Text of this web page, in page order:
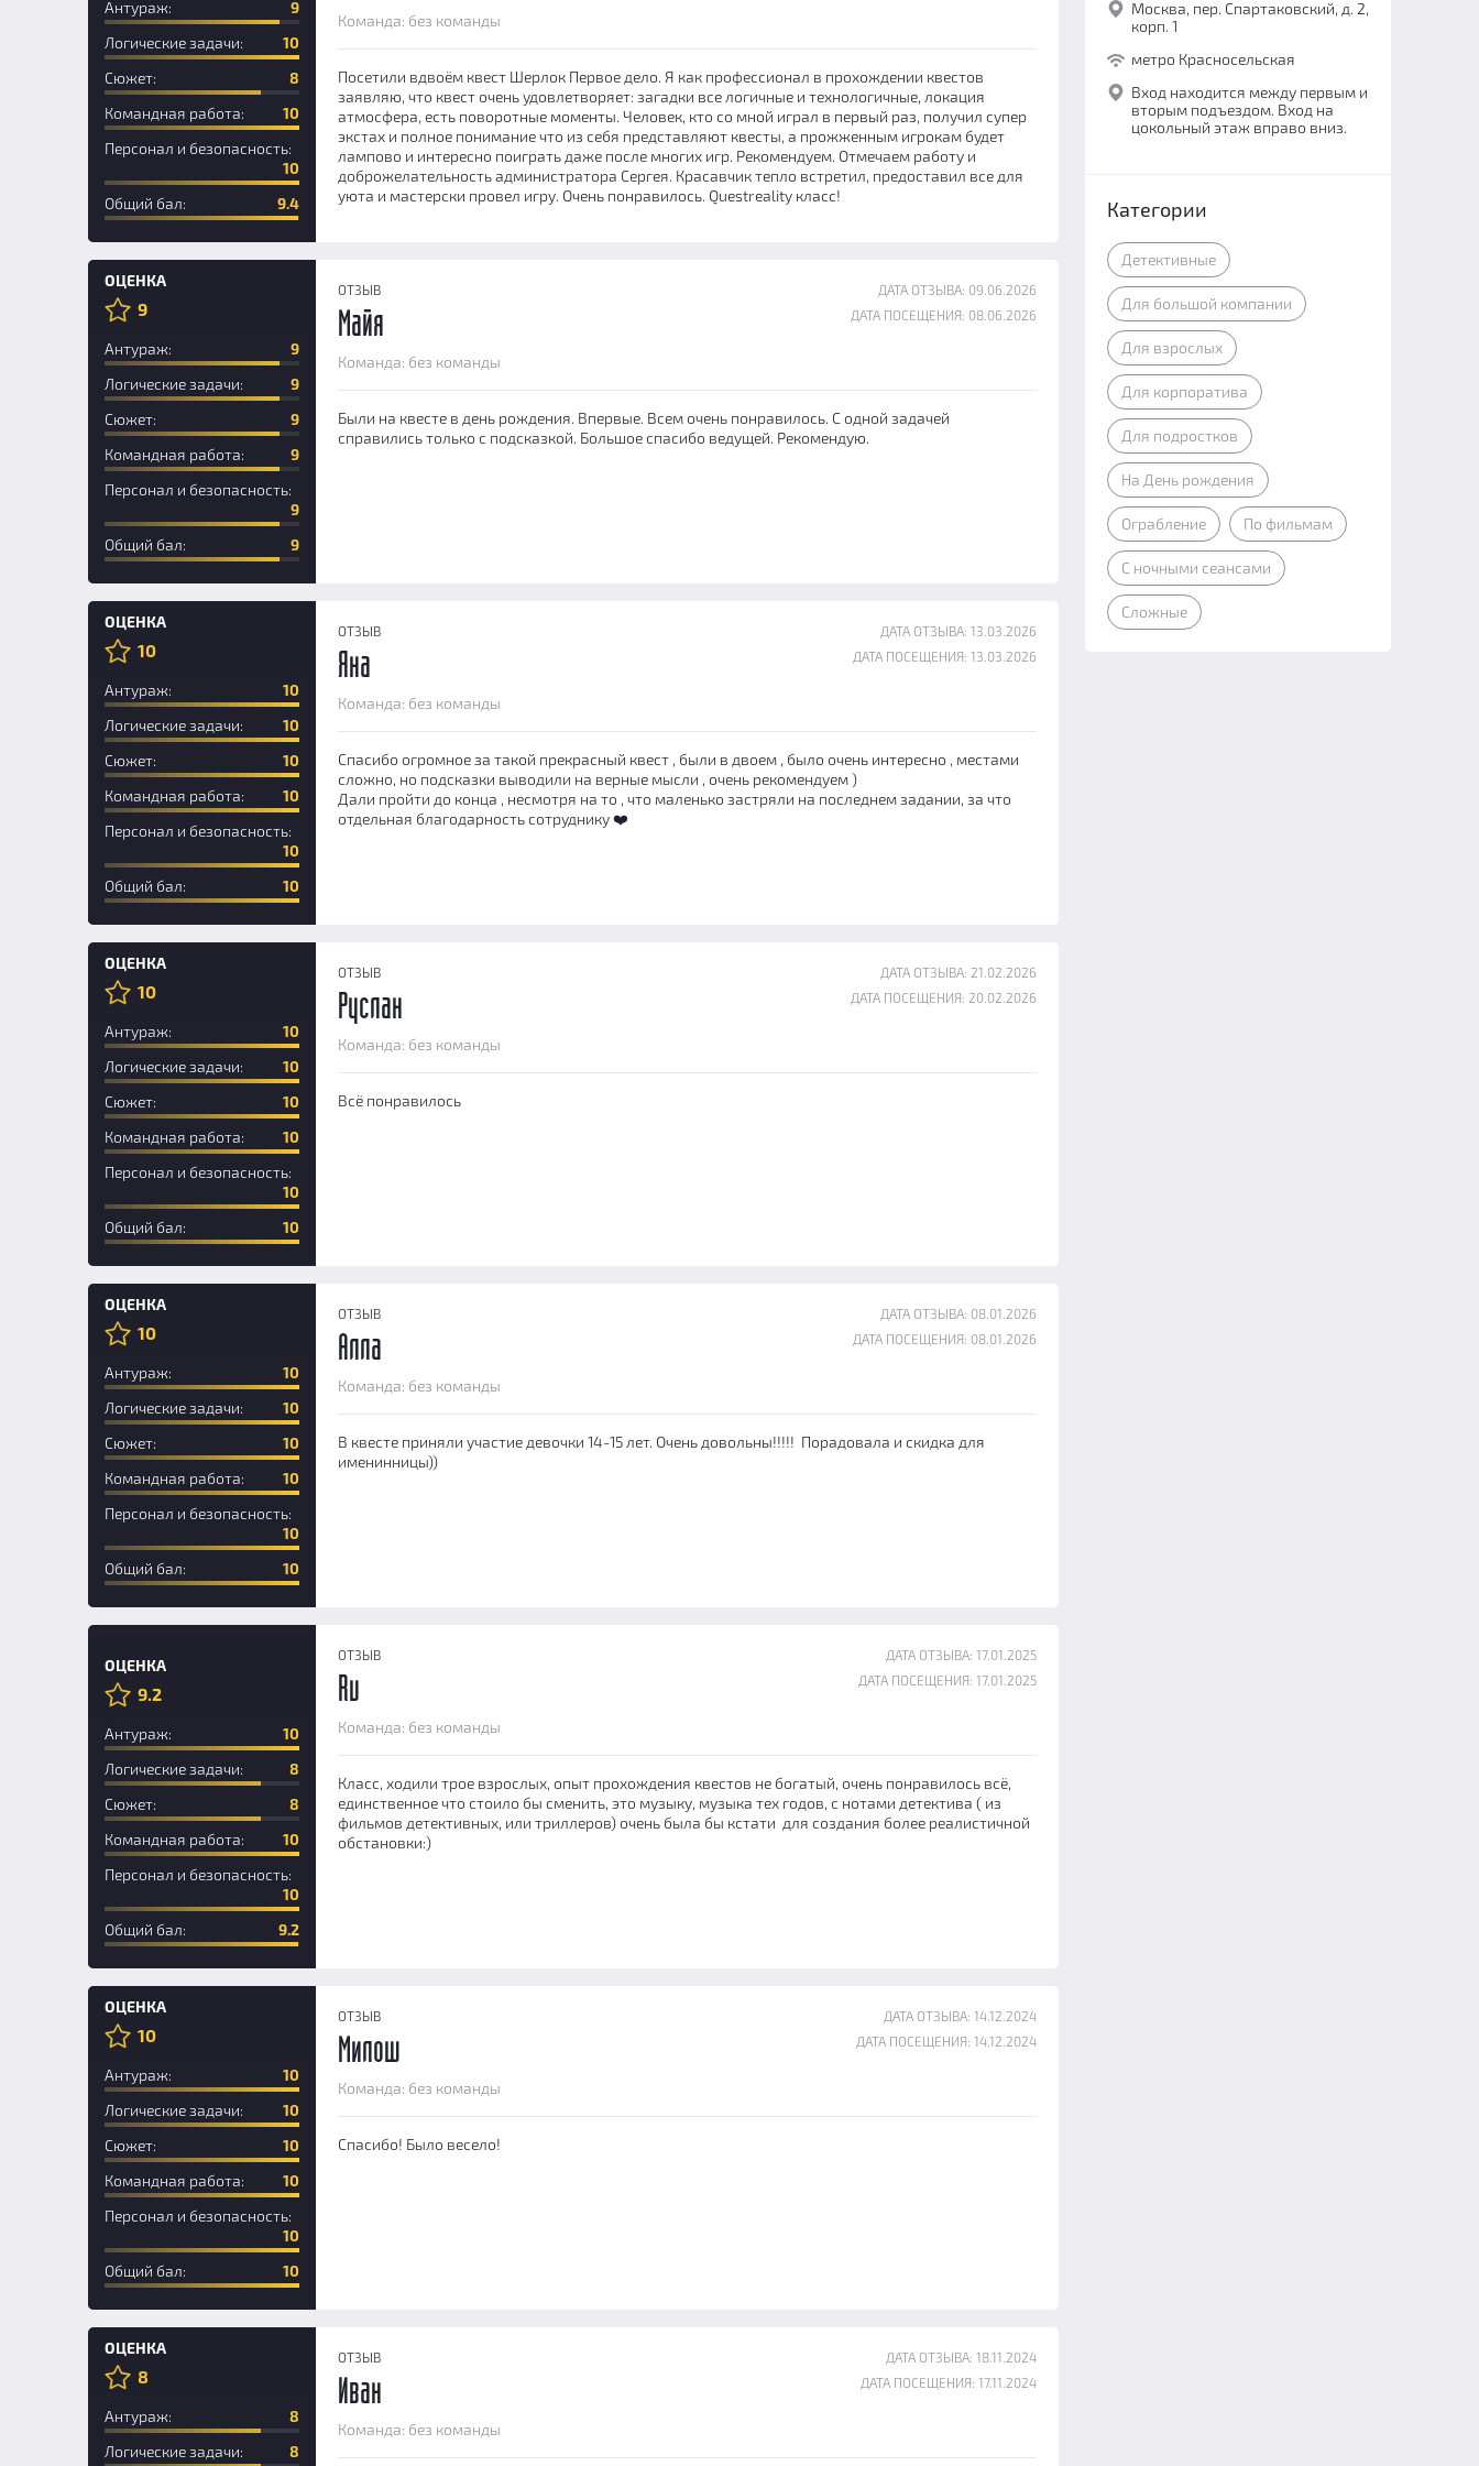
Антураж:
9
Логические задачи:
10
Сюжет:
8
Командная работа:
10
Персонал и безопасность:
10
Общий бал:
9.4
Команда: без команды
Посетили вдвоём квест Шерлок Первое дело. Я как профессионал в прохождении квестов
заявляю, что квест очень удовлетворяет: загадки все логичные и технологичные, локация
атмосфера, есть поворотные моменты. Человек, кто со мной играл в первый раз, получил супер
экстах и полное понимание что из себя представляют квесты, а прожженным игрокам будет
лампово и интересно поиграть даже после многих игр. Рекомендуем. Отмечаем работу и
доброжелательность администратора Сергея. Красавчик тепло встретил, предоставил все для
уюта и мастерски провел игру. Очень понравилось. Questreality класс!
ОЦЕНКА
9
Антураж:
9
Логические задачи:
9
Сюжет:
9
Командная работа:
9
Персонал и безопасность:
9
Общий бал:
9
ОТЗЫВ
ДАТА ОТЗЫВА: 09.06.2026
ДАТА ПОСЕЩЕНИЯ: 08.06.2026
Майя
Команда: без команды
Были на квесте в день рождения. Впервые. Всем очень понравилось. С одной задачей
справились только с подсказкой. Большое спасибо ведущей. Рекомендую.
ОЦЕНКА
10
Антураж:
10
Логические задачи:
10
Сюжет:
10
Командная работа:
10
Персонал и безопасность:
10
Общий бал:
10
ОТЗЫВ
ДАТА ОТЗЫВА: 13.03.2026
ДАТА ПОСЕЩЕНИЯ: 13.03.2026
Яна
Команда: без команды
Спасибо огромное за такой прекрасный квест , были в двоем , было очень интересно , местами
сложно, но подсказки выводили на верные мысли , очень рекомендуем )
Дали пройти до конца , несмотря на то , что маленько застряли на последнем задании, за что
отдельная благодарность сотруднику ❤️
ОЦЕНКА
10
Антураж:
10
Логические задачи:
10
Сюжет:
10
Командная работа:
10
Персонал и безопасность:
10
Общий бал:
10
ОТЗЫВ
ДАТА ОТЗЫВА: 21.02.2026
ДАТА ПОСЕЩЕНИЯ: 20.02.2026
Руслан
Команда: без команды
Всё понравилось
ОЦЕНКА
10
Антураж:
10
Логические задачи:
10
Сюжет:
10
Командная работа:
10
Персонал и безопасность:
10
Общий бал:
10
ОТЗЫВ
ДАТА ОТЗЫВА: 08.01.2026
ДАТА ПОСЕЩЕНИЯ: 08.01.2026
Алла
Команда: без команды
В квесте приняли участие девочки 14-15 лет. Очень довольны!!!!! Порадовала и скидка для
именинницы))
ОЦЕНКА
9.2
Новичок
Антураж:
10
Логические задачи:
8
Сюжет:
8
Командная работа:
10
Персонал и безопасность:
10
Общий бал:
9.2
ОТЗЫВ
ДАТА ОТЗЫВА: 17.01.2025
ДАТА ПОСЕЩЕНИЯ: 17.01.2025
Ru
Команда: без команды
Класс, ходили трое взрослых, опыт прохождения квестов не богатый, очень понравилось всё,
единственное что стоило бы сменить, это музыку, музыка тех годов, с нотами детектива ( из
фильмов детективных, или триллеров) очень была бы кстати для создания более реалистичной
обстановки:)
ОЦЕНКА
10
Антураж:
10
Логические задачи:
10
Сюжет:
10
Командная работа:
10
Персонал и безопасность:
10
Общий бал:
10
ОТЗЫВ
ДАТА ОТЗЫВА: 14.12.2024
ДАТА ПОСЕЩЕНИЯ: 14.12.2024
Милош
Команда: без команды
Спасибо! Было весело!
ОЦЕНКА
8
Антураж:
8
Логические задачи:
8
ОТЗЫВ
ДАТА ОТЗЫВА: 18.11.2024
ДАТА ПОСЕЩЕНИЯ: 17.11.2024
Иван
Команда: без команды
Москва, пер. Спартаковский, д. 2,
корп. 1
метро Красносельская
Вход находится между первым и
вторым подъездом. Вход на
цокольный этаж вправо вниз.
Категории
Детективные
Для большой компании
Для взрослых
Для корпоратива
Для подростков
На День рождения
Ограбление По фильмам
С ночными сеансами
Сложные